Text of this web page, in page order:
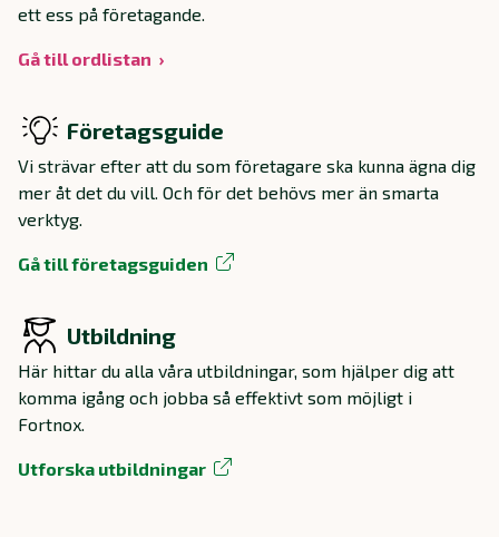
ett ess på företagande.
Gå till ordlistan
Företagsguide
Vi strävar efter att du som företagare ska kunna ägna dig
mer åt det du vill. Och för det behövs mer än smarta
verktyg.
Gå till företagsguiden
Utbildning
Här hittar du alla våra utbildningar, som hjälper dig att
komma igång och jobba så effektivt som möjligt i
Fortnox.
Utforska utbildningar